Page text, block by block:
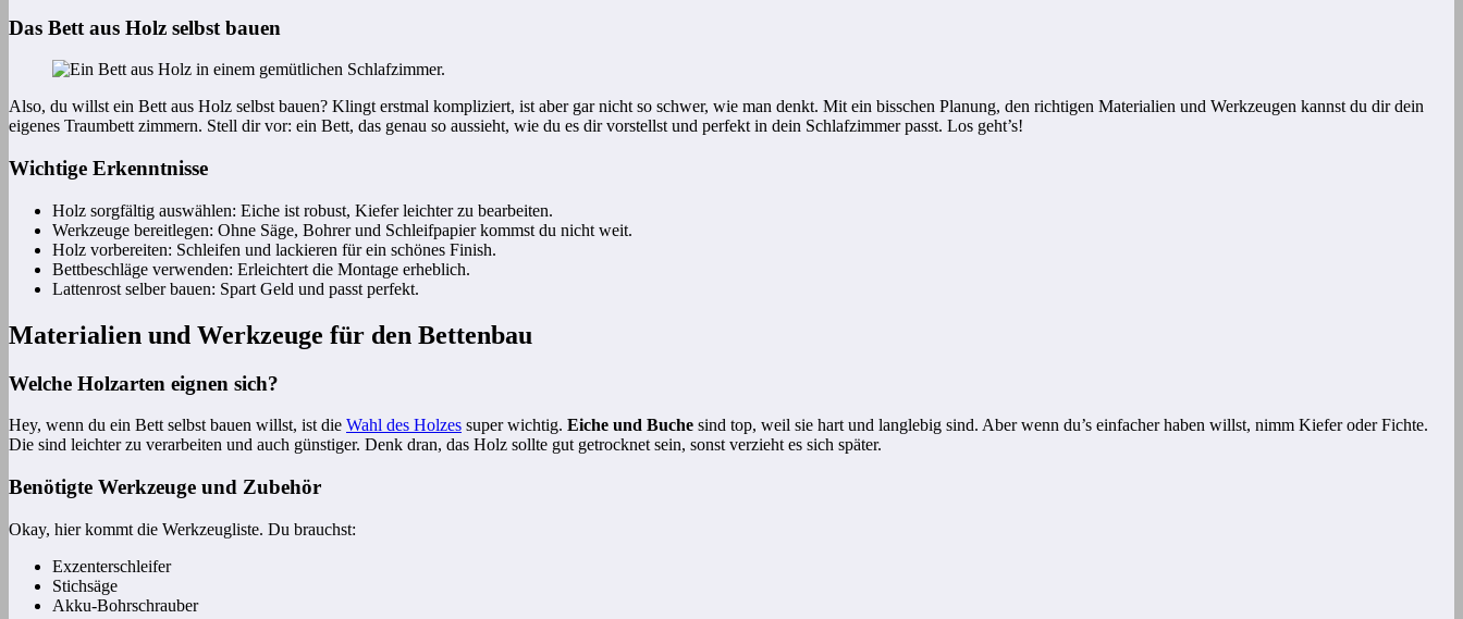
Das Bett aus Holz selbst bauen
Also, du willst ein Bett aus Holz selbst bauen? Klingt erstmal kompliziert, ist aber gar nicht so schwer, wie man denkt. Mit ein bisschen Planung, den richtigen Materialien und Werkzeugen kannst du dir dein
eigenes Traumbett zimmern. Stell dir vor: ein Bett, das genau so aussieht, wie du es dir vorstellst und perfekt in dein Schlafzimmer passt. Los geht’s!
Wichtige Erkenntnisse
Holz sorgfältig auswählen: Eiche ist robust, Kiefer leichter zu bearbeiten.
Werkzeuge bereitlegen: Ohne Säge, Bohrer und Schleifpapier kommst du nicht weit.
Holz vorbereiten: Schleifen und lackieren für ein schönes Finish.
Bettbeschläge verwenden: Erleichtert die Montage erheblich.
Lattenrost selber bauen: Spart Geld und passt perfekt.
Materialien und Werkzeuge für den Bettenbau
Welche Holzarten eignen sich?
Hey, wenn du ein Bett selbst bauen willst, ist die Wahl des Holzes super wichtig. Eiche und Buche sind top, weil sie hart und langlebig sind. Aber wenn du’s einfacher haben willst, nimm Kiefer oder Fichte.
Die sind leichter zu verarbeiten und auch günstiger. Denk dran, das Holz sollte gut getrocknet sein, sonst verzieht es sich später.
Benötigte Werkzeuge und Zubehör
Okay, hier kommt die Werkzeugliste. Du brauchst:
Exzenterschleifer
Stichsäge
Akku-Bohrschrauber